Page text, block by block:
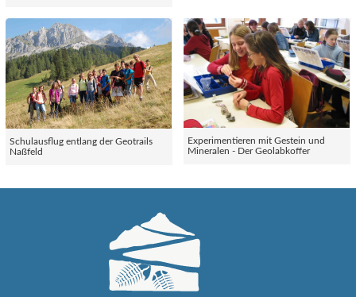
Schulausflug entlang der Geotrails
Naßfeld
Experimentieren mit Gestein und
Mineralen - Der Geolabkoffer